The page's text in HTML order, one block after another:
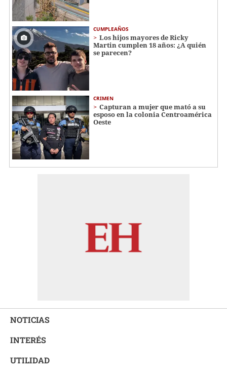
CUMPLEAÑOS
Los hijos mayores de Ricky
Martin cumplen 18 años: ¿A quién
se parecen?
CRIMEN
Capturan a mujer que mató a su
esposo en la colonia Centroamérica
Oeste
NOTICIAS
INTERÉS
UTILIDAD